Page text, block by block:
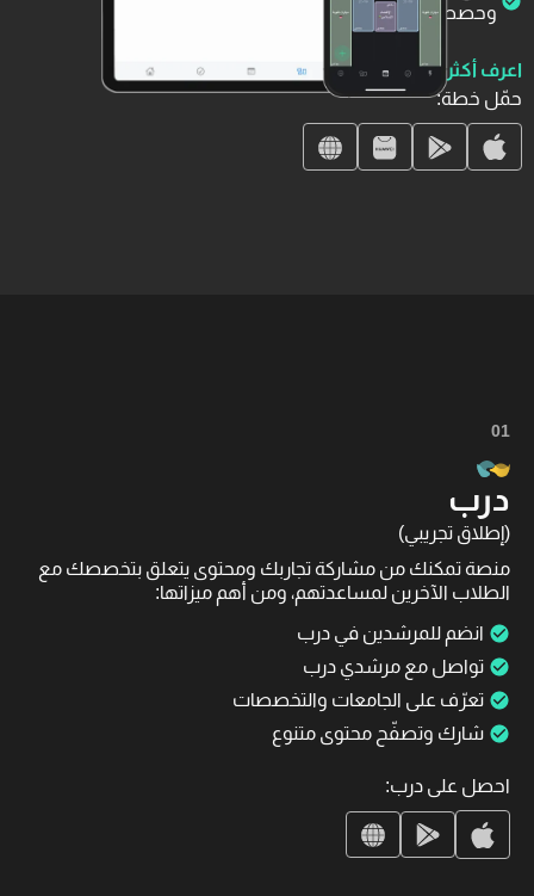
وحصصك الدراسية
اعرف أكثر
حمّل خطة:
01
درب
(إطلاق تجريبي)
منصة تمكنك من مشاركة تجاربك ومحتوى يتعلق بتخصصك مع
الطلاب الآخرين لمساعدتهم، ومن أهم ميزاتها:
انضم للمرشدين في درب
تواصل مع مرشدي درب
تعرّف على الجامعات والتخصصات
شارك وتصفّح محتوى متنوع
احصل على درب: